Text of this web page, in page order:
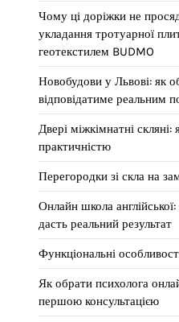
Чому ці доріжки не
укладання тротуарної
геотекстилем BUDMO
Новобудови у Львові: як
відповідатиме реальним
Двері міжкімнатні
практичністю
Перегородки зі скла на
Онлайн школа
дасть реальний результат
Функціональні
Як обрати психолога
першою консультацією